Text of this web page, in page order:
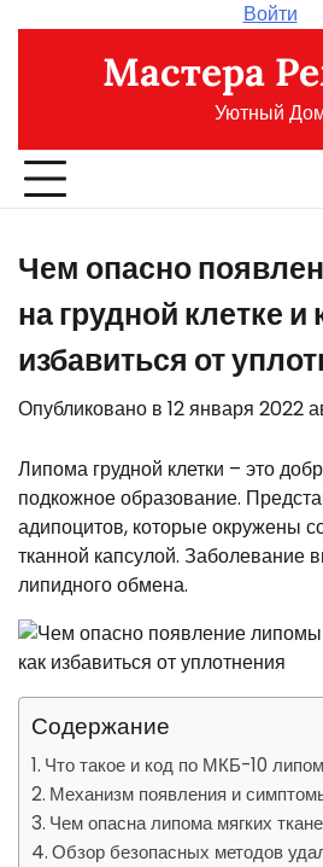
содержимому
Войти
Мастера
Уютный
Чем опасно
на грудной клетке и
избавиться от
Опубликовано в 12 января 2022
Липома грудной клетки – это
подкожное образование.
адипоцитов, которые окружены
тканной капсулой. Заболевание
липидного обмена.
Содержание
Что такое и код по МКБ-10
Механизм появления и
Чем опасна липома мягких
Обзор безопасных методов